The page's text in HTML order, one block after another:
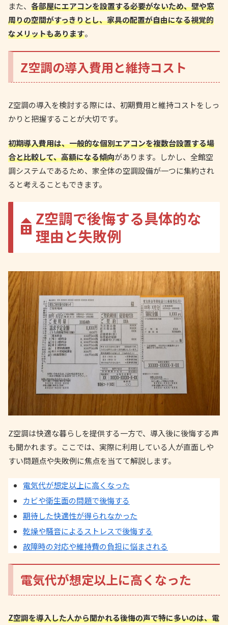
また、 各部屋にエアコンを設置する必要がないため、壁や窓
周りの空間がすっきりとし、家具の配置が自由になる視覚的
なメリットもあります。
Z空調の導入費用と維持コスト
Z空調の導入を検討する際には、初期費用と維持コストをしっ
かりと把握することが大切です。
初期導入費用は、一般的な個別エアコンを複数台設置する場
合と比較して、高額になる傾向があります。しかし、全館空
調システムであるため、家全体の空調設備が一つに集約され
ると考えることもできます。
Z空調で後悔する具体的な
理由と失敗例
Z空調は快適な暮らしを提供する一方で、導入後に後悔する声
も聞かれます。ここでは、実際に利用している人が直面しや
すい問題点や失敗例に焦点を当てて解説します。
電気代が想定以上に高くなった
カビや衛生面の問題で後悔する
期待した快適性が得られなかった
乾燥や騒音によるストレスで後悔する
故障時の対応や維持費の負担に悩まされる
電気代が想定以上に高くなった
Z空調を導入した人から聞かれる後悔の声で特に多いのは、電